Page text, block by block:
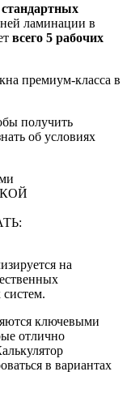
стандартных
ламинации в
всего 5 рабочих
премиум-класса в
получить
об условиях
на
ключевыми
отлично
в вариантах